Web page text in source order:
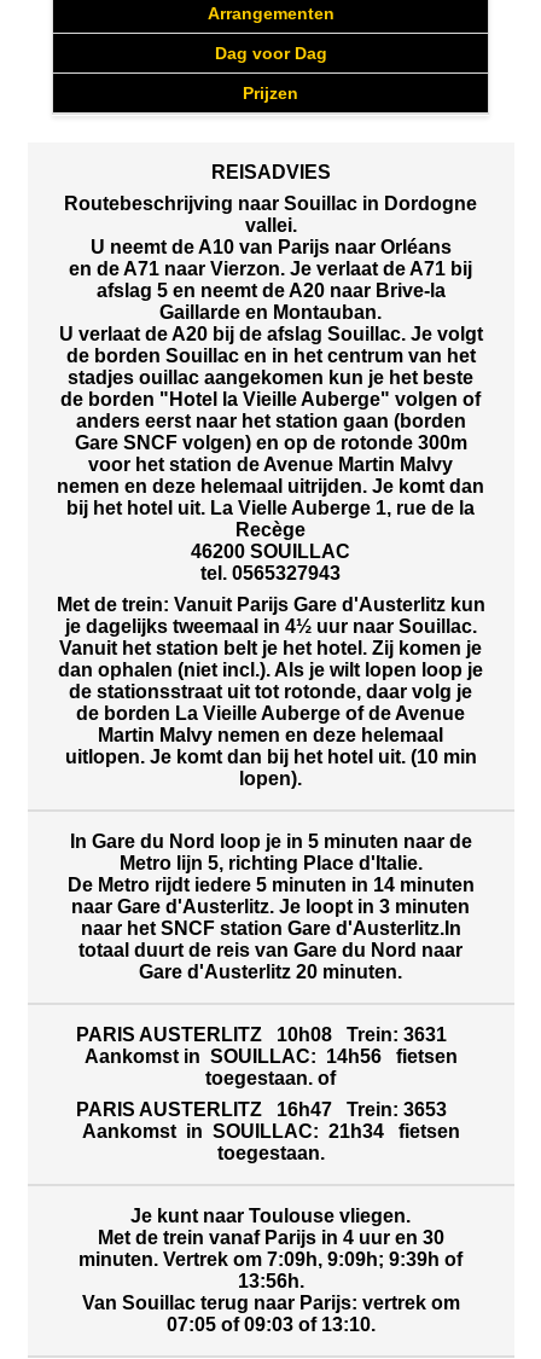
Arrangementen
Dag voor Dag
Prijzen
REISADVIES
Routebeschrijving naar Souillac in Dordogne
vallei.
U neemt de A10 van Parijs naar Orléans
en de A71 naar Vierzon. Je verlaat de A71 bij
afslag 5 en neemt de A20 naar Brive-la
Gaillarde en Montauban.
U verlaat de A20 bij de afslag Souillac. Je volgt
de borden Souillac en in het centrum van het
stadjes ouillac aangekomen kun je het beste
de borden "Hotel la Vieille Auberge" volgen of
anders eerst naar het station gaan (borden
Gare SNCF volgen) en op de rotonde 300m
voor het station de Avenue Martin Malvy
nemen en deze helemaal uitrijden. Je komt dan
bij het hotel uit. La Vielle Auberge 1, rue de la
Recège
46200 SOUILLAC
tel. 0565327943
Met de trein: Vanuit Parijs Gare d'Austerlitz kun
je dagelijks tweemaal in 4½ uur naar Souillac.
Vanuit het station belt je het hotel. Zij komen je
dan ophalen (niet incl.). Als je wilt lopen loop je
de stationsstraat uit tot rotonde, daar volg je
de borden La Vieille Auberge of de Avenue
Martin Malvy nemen en deze helemaal
uitlopen. Je komt dan bij het hotel uit. (10 min
lopen).
In Gare du Nord loop je in 5 minuten naar de
Metro lijn 5, richting Place d'Italie.
De Metro rijdt iedere 5 minuten in 14 minuten
naar Gare d'Austerlitz. Je loopt in 3 minuten
naar het SNCF station Gare d'Austerlitz.In
totaal duurt de reis van Gare du Nord naar
Gare d'Austerlitz 20 minuten.
PARIS AUSTERLITZ 10h08 Trein: 3631
Aankomst in SOUILLAC: 14h56 fietsen
toegestaan. of
PARIS AUSTERLITZ 16h47 Trein: 3653
Aankomst in SOUILLAC: 21h34 fietsen
toegestaan.
Je kunt naar Toulouse vliegen.
Met de trein vanaf Parijs in 4 uur en 30
minuten. Vertrek om 7:09h, 9:09h; 9:39h of
13:56h.
Van Souillac terug naar Parijs: vertrek om
07:05 of 09:03 of 13:10.